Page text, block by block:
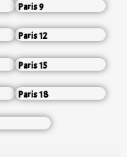
Paris 9
Paris 12
Paris 15
Paris 18